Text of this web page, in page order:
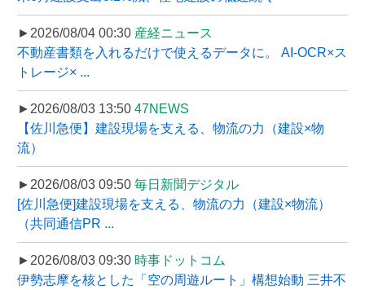
►2026/08/04 00:30 産経ニュース
不動産書類を入れるだけで使えるデータに。 AI-OCR×ス
トレージ× ...
►2026/08/03 13:50 47NEWS
【佐川急便】建設現場を支える、物流の力（建設×物
流）
►2026/08/03 09:50 毎日新聞デジタル
[佐川急便]建設現場を支える、物流の力（建設×物流）
（共同通信PR ...
►2026/08/03 09:30 時事ドットコム
伊勢志摩を核とした「空の周遊ルート」構想始動 三井不